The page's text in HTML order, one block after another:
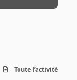
Toute l’activité